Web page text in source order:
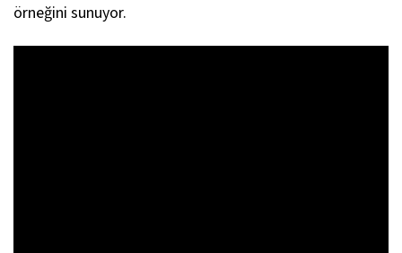
örneğini sunuyor.